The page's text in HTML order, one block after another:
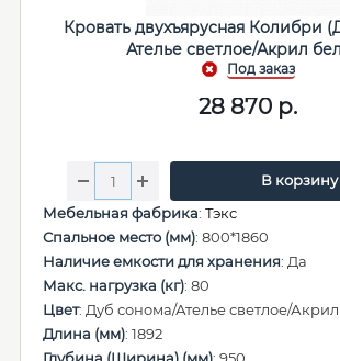
Кровать двухъярусная Колибри
Ателье светлое/Акрил
28 870 р.
В корзину
Мебельная фабрика: Тэкс
Спальное место (мм): 800*1860
Наличие емкости для хранения: Да
Макс. нагрузка (кг): 80
Цвет: Дуб сонома/Ателье светлое/
Длина (мм): 1892